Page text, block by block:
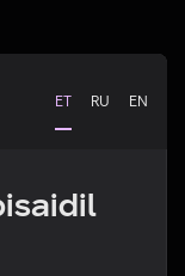
ET RU EN